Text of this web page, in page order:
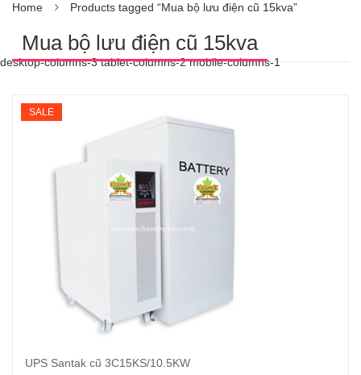
Home Products tagged “Mua bộ lưu điện cũ 15kva”
Mua bộ lưu điện cũ 15kva
desktop-columns-3 tablet-columns-2 mobile-columns-1
SALE
UPS Santak cũ 3C15KS/10.5KW